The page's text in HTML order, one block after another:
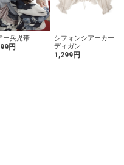
ー兵児帯
円
シフォンシアーカー
ディガン
1,299円